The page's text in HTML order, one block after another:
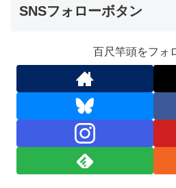
SNSフォローボタン
百尺竿頭をフォ